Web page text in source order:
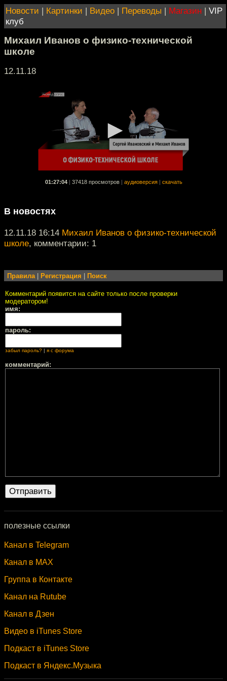
Новости | Картинки | Видео | Переводы | Магазин | VIP
клуб
Михаил Иванов о физико-технической
школе
12.11.18
01:27:04 37418 просмотров аудиоверсия скачать
В новостях
12.11.18 16:14 Михаил Иванов о физико-технической
школе, комментарии: 1
Правила| Регистрация Поиск
Комментарий появится на сайте только после проверки
модератором!
имя:
пароль:
забыл пароль? я с форума
комментарий:
полезные ссылки
Канал в Telegram
Канал в MAX
Группа в Контакте
Канал на Rutube
Канал в Дзен
Видео в iTunes Store
Подкаст в iTunes Store
Подкаст в Яндекс.Музыка